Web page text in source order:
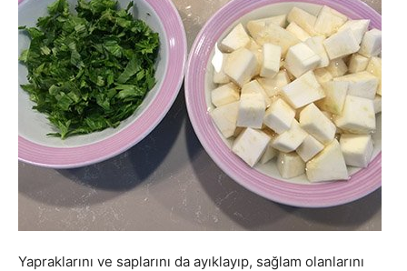
Yapraklarını ve saplarını da ayıklayıp, sağlam olanlarını